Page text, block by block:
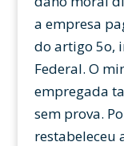
a empresa
do artigo 5o,
Federal. O
empregada
sem prova.
restabeleceu